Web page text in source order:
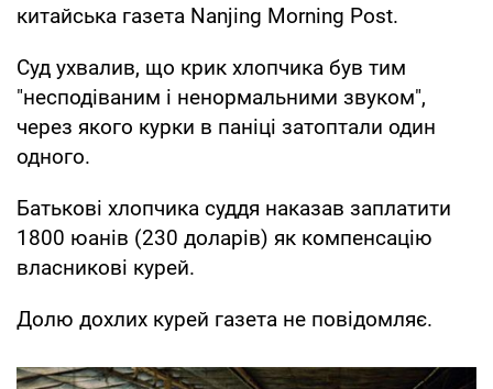
китайська газета Nanjing Morning Post.
Суд ухвалив, що крик хлопчика був тим
"несподіваним і ненормальними звуком",
через якого курки в паніці затоптали один
одного.
Батькові хлопчика суддя наказав заплатити
1800 юанів (230 доларів) як компенсацію
власникові курей.
Долю дохлих курей газета не повідомляє.